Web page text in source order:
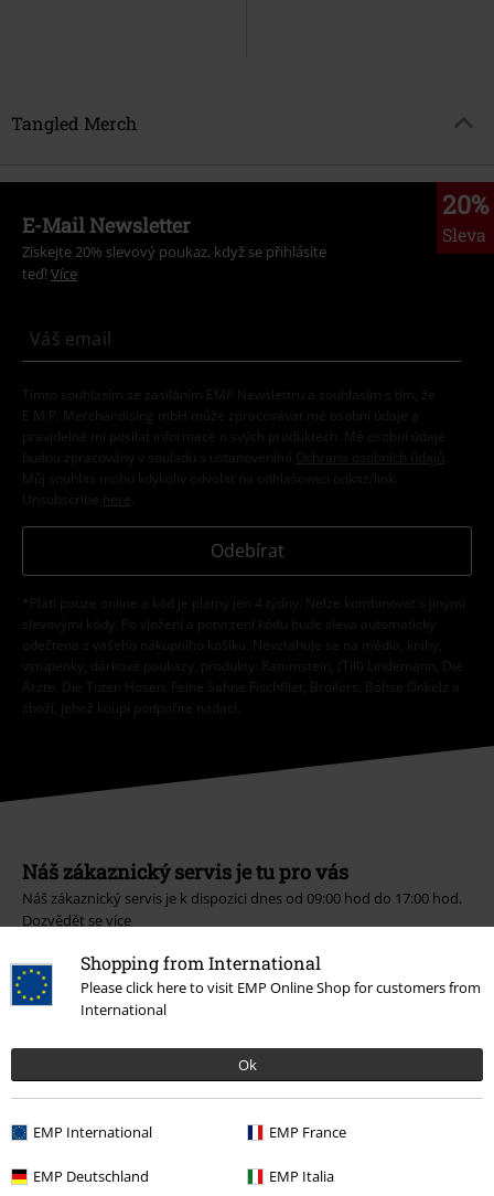
Shopping from International
Please click here to visit EMP Online Shop for customers from
International
Ok
EMP International EMP France
EMP Deutschland EMP Italia
Tangled Merch
20%
Sleva
E-Mail Newsletter
Získejte 20% slevový poukaz, když se přihlásíte
teď! Více
Tímto souhlasím se zasíláním EMP Newslettru a souhlasím s tím, že
E.M.P. Merchandising mbH může zpracovávat mé osobní údaje a
pravidelně mi posílat informace o svých produktech. Mé osobní údaje
budou zpracovány v souladu s ustanoveními
Ochrana osobních údajů
Můj souhlas mohu kdykoliv odvolat na odhlašovací odkaz/link.
Unsubscribe here
Odebírat
*Platí pouze online a kód je platný jen 4 týdny. Nelze kombinovat s jinými
slevovými kódy. Po vložení a potvrzení kódu bude sleva automaticky
odečtena z vašeho nákupního košíku. Nevztahuje se na média, knihy,
vstupenky, dárkové poukazy, produkty: Rammstein, (Till) Lindemann, Die
Ärzte, Die Toten Hosen, Feine Sahne Fischfilet, Broilers, Böhse Onkelz a
zboží, jehož koupí podpoříte nadaci.
Náš zákaznický servis je tu pro vás
Náš zákaznický servis je k dispozici dnes od 09:00 hod do 17:00 hod.
Dozvědět se více
Zahájit chat